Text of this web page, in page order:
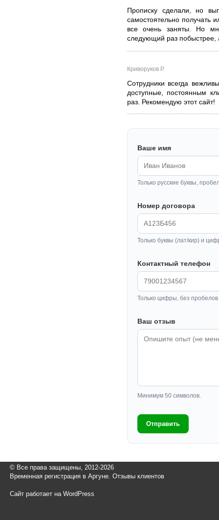
Прописку сделали, но
самостоятельно получать
все очень заняты. Но
следующий раз побыстрее,
Криворуков Р.
Сотрудники всегда
доступные, постоянным
раз. Рекомендую этот сайт!
Ваше имя
Только русские буквы,
Номер договора
Только буквы (лат/кир) и
Контактный телефон
Только цифры, без
Ваш отзыв
Минимум 50 символов.
Отправить
© Все права защищены, 2012-2026
Временная регистрация в Аргуне. Отзывы клиентов
Сайт работает на WordPress